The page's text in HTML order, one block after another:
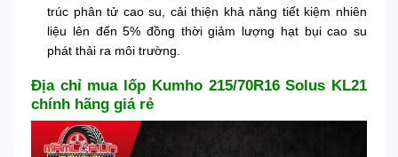
trúc phân tử cao su, cải thiện khả năng tiết kiệm nhiên
liệu lên đến 5% đồng thời giảm lượng hạt bụi cao su
phát thải ra môi trường.
Địa chỉ mua lốp Kumho 215/70R16 Solus KL21
chính hãng giá rẻ